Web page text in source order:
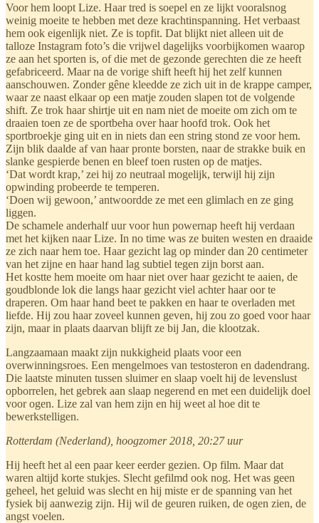
Voor hem loopt Lize. Haar tred is soepel en ze lijkt vooralsnog
weinig moeite te hebben met deze krachtinspanning. Het verbaast
hem ook eigenlijk niet. Ze is topfit. Dat blijkt niet alleen uit de
talloze Instagram foto’s die vrijwel dagelijks voorbijkomen waarop
ze aan het sporten is, of die met de gezonde gerechten die ze heeft
gefabriceerd. Maar na de vorige shift heeft hij het zelf kunnen
aanschouwen. Zonder gêne kleedde ze zich uit in de krappe camper,
waar ze naast elkaar op een matje zouden slapen tot de volgende
shift. Ze trok haar shirtje uit en nam niet de moeite om zich om te
draaien toen ze de sportbeha over haar hoofd trok. Ook het
sportbroekje ging uit en in niets dan een string stond ze voor hem.
Zijn blik daalde af van haar pronte borsten, naar de strakke buik en
slanke gespierde benen en bleef toen rusten op de matjes.
‘Dat wordt krap,’ zei hij zo neutraal mogelijk, terwijl hij zijn
opwinding probeerde te temperen.
‘Doen wij gewoon,’ antwoordde ze met een glimlach en ze ging
liggen.
De schamele anderhalf uur voor hun powernap heeft hij verdaan
met het kijken naar Lize. In no time was ze buiten westen en draaide
ze zich naar hem toe. Haar gezicht lag op minder dan 20 centimeter
van het zijne en haar hand lag subtiel tegen zijn borst aan.
Het kostte hem moeite om haar niet over haar gezicht te aaien, de
goudblonde lok die langs haar gezicht viel achter haar oor te
draperen. Om haar hand beet te pakken en haar te overladen met
liefde. Hij zou haar zoveel kunnen geven, hij zou zo goed voor haar
zijn, maar in plaats daarvan blijft ze bij Jan, die klootzak.
Langzaamaan maakt zijn nukkigheid plaats voor een
overwinningsroes. Een mengelmoes van testosteron en dadendrang.
Die laatste minuten tussen sluimer en slaap voelt hij de levenslust
opborrelen, het gebrek aan slaap negerend en met een duidelijk doel
voor ogen. Lize zal van hem zijn en hij weet al hoe dit te
bewerkstelligen.
Rotterdam (Nederland), hoogzomer 2018, 20:27 uur
Hij heeft het al een paar keer eerder gezien. Op film. Maar dat
waren altijd korte stukjes. Slecht gefilmd ook nog. Het was geen
geheel, het geluid was slecht en hij miste er de spanning van het
fysiek bij aanwezig zijn. Hij wil de geuren ruiken, de ogen zien, de
angst voelen.